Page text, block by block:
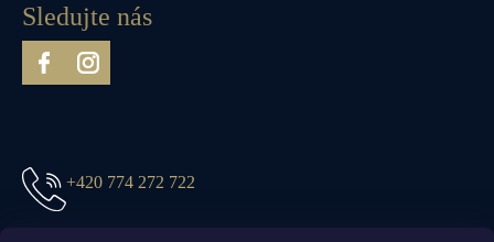
Sledujte nás
+420 774 272 722